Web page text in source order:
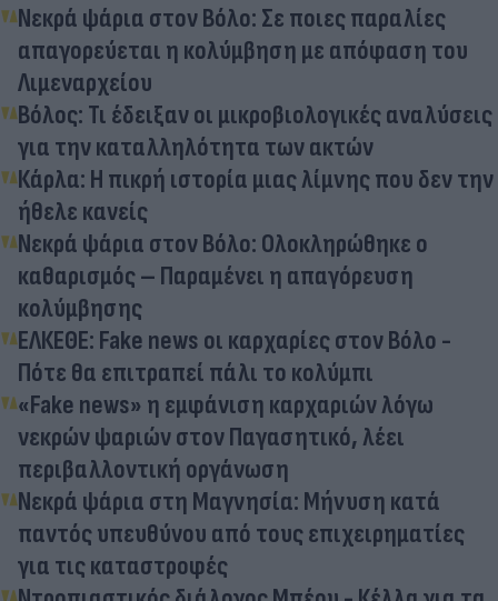
Νεκρά ψάρια στον Βόλο: Σε ποιες παραλίες
απαγορεύεται η κολύμβηση με απόφαση του
Λιμεναρχείου
Βόλος: Τι έδειξαν οι μικροβιολογικές αναλύσεις
για την καταλληλότητα των ακτών
Κάρλα: Η πικρή ιστορία μιας λίμνης που δεν την
ήθελε κανείς
Νεκρά ψάρια στον Βόλο: Ολοκληρώθηκε ο
καθαρισμός – Παραμένει η απαγόρευση
κολύμβησης
ΕΛΚΕΘΕ: Fake news οι καρχαρίες στον Βόλο -
Πότε θα επιτραπεί πάλι το κολύμπι
«Fake news» η εμφάνιση καρχαριών λόγω
νεκρών ψαριών στον Παγασητικό, λέει
περιβαλλοντική οργάνωση
Νεκρά ψάρια στη Μαγνησία: Μήνυση κατά
παντός υπευθύνου από τους επιχειρηματίες
για τις καταστροφές